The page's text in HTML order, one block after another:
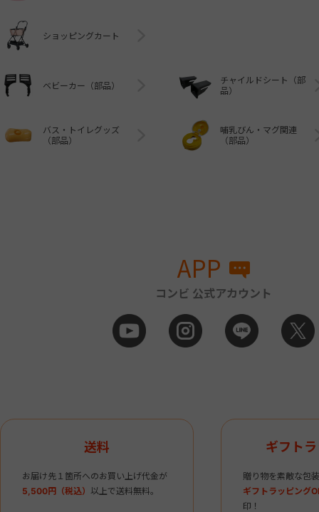
ショッピングカート
ベビーカー（部品）
チャイルドシート（部
品）
バス・トイレグッズ
（部品）
哺乳びん・マグ関連
（部品）
APP
コンビ 公式アカウント
送料
お届け先１箇所へのお買い上げ代金が
5,500円（税込） 以上で送料無料。
ギフト
贈り物を素敵な包
ギフトラッピング
印！